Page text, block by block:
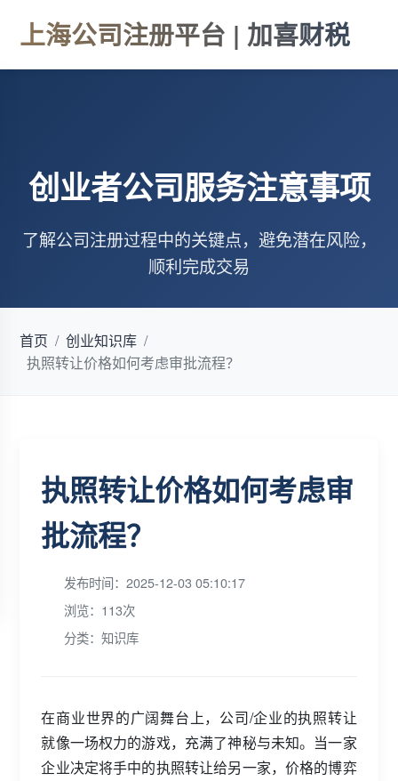
上海公司注册平台 | 加喜财税
创业者公司服务注意事项
了解公司注册过程中的关键点，避免潜在风险，
顺利完成交易
首页 / 创业知识库 /
执照转让价格如何考虑审批流程？
执照转让价格如何考虑审
批流程？
发布时间：2025-12-03 05:10:17
浏览：113次
分类：知识库
在商业世界的广阔舞台上，公司/企业的执照转让
就像一场权力的游戏，充满了神秘与未知。当一家
企业决定将手中的执照转让给另一家，价格的博弈